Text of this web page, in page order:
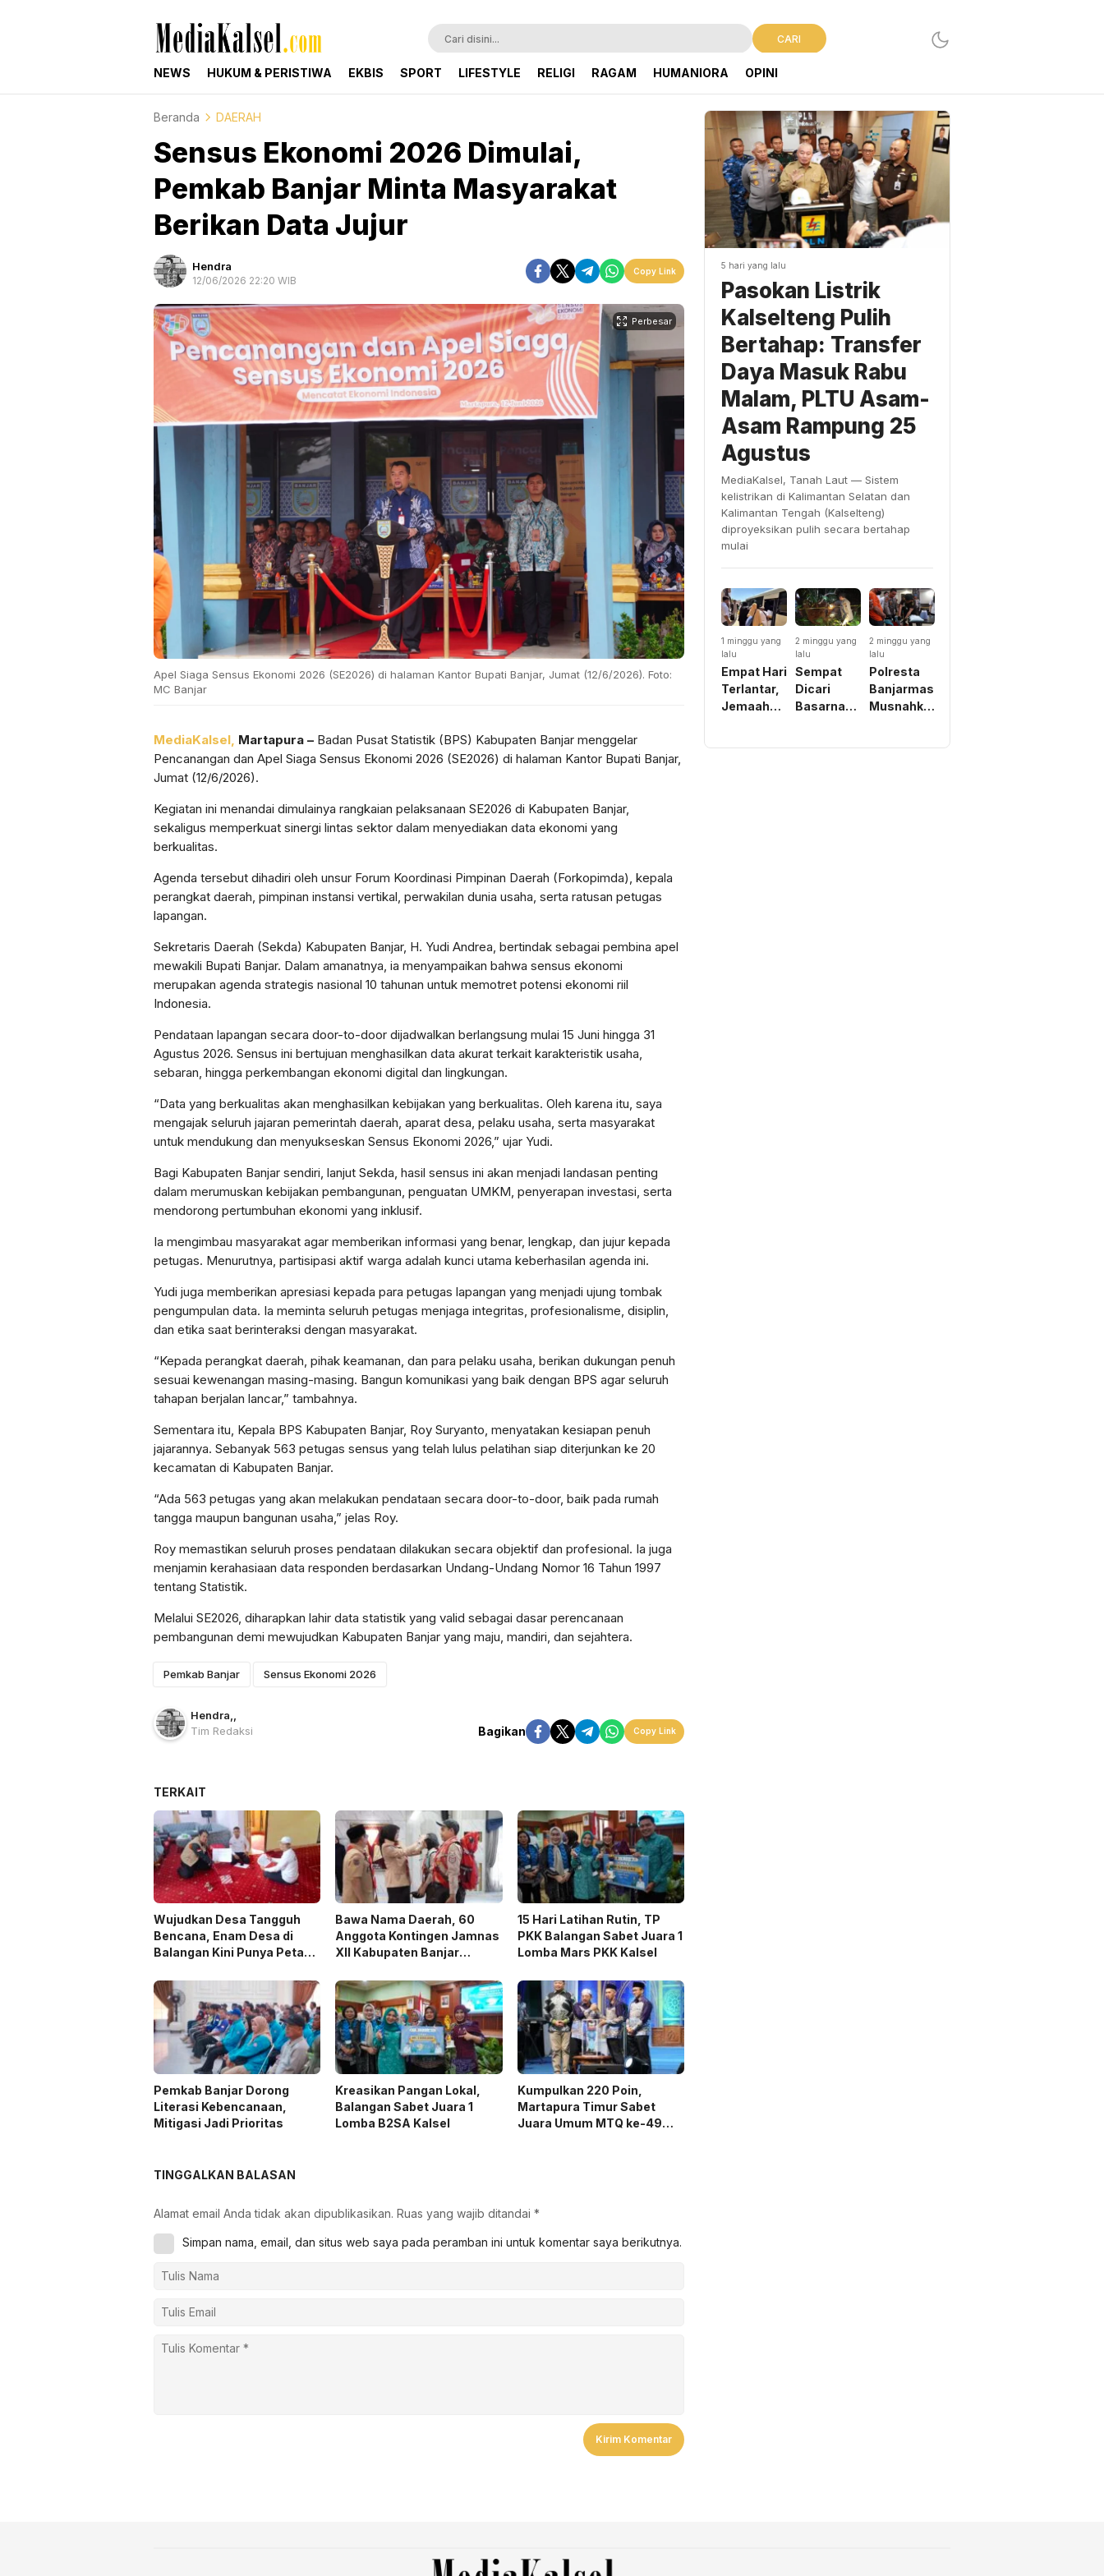
mediakalsel.com
Berita Update Banua
CARI
NEWS HUKUM & PERISTIWA EKBIS SPORT LIFESTYLE RELIGI RAGAM HUMANIORA OPINI
Beranda DAERAH
Sensus Ekonomi 2026 Dimulai,
Pemkab Banjar Minta Masyarakat
Berikan Data Jujur
Hendra
12/06/2026 22:20 WIB
Copy Link
Perbesar
Apel Siaga Sensus Ekonomi 2026 (SE2026) di halaman Kantor Bupati Banjar, Jumat (12/6/2026). Foto:
MC Banjar
MediaKalsel, Martapura – Badan Pusat Statistik (BPS) Kabupaten Banjar menggelar
Pencanangan dan Apel Siaga Sensus Ekonomi 2026 (SE2026) di halaman Kantor Bupati Banjar,
Jumat (12/6/2026).
Kegiatan ini menandai dimulainya rangkaian pelaksanaan SE2026 di Kabupaten Banjar,
sekaligus memperkuat sinergi lintas sektor dalam menyediakan data ekonomi yang
berkualitas.
Agenda tersebut dihadiri oleh unsur Forum Koordinasi Pimpinan Daerah (Forkopimda), kepala
perangkat daerah, pimpinan instansi vertikal, perwakilan dunia usaha, serta ratusan petugas
lapangan.
Sekretaris Daerah (Sekda) Kabupaten Banjar, H. Yudi Andrea, bertindak sebagai pembina apel
mewakili Bupati Banjar. Dalam amanatnya, ia menyampaikan bahwa sensus ekonomi
merupakan agenda strategis nasional 10 tahunan untuk memotret potensi ekonomi riil
Indonesia.
Pendataan lapangan secara door-to-door dijadwalkan berlangsung mulai 15 Juni hingga 31
Agustus 2026. Sensus ini bertujuan menghasilkan data akurat terkait karakteristik usaha,
sebaran, hingga perkembangan ekonomi digital dan lingkungan.
“Data yang berkualitas akan menghasilkan kebijakan yang berkualitas. Oleh karena itu, saya
mengajak seluruh jajaran pemerintah daerah, aparat desa, pelaku usaha, serta masyarakat
untuk mendukung dan menyukseskan Sensus Ekonomi 2026,” ujar Yudi.
Bagi Kabupaten Banjar sendiri, lanjut Sekda, hasil sensus ini akan menjadi landasan penting
dalam merumuskan kebijakan pembangunan, penguatan UMKM, penyerapan investasi, serta
mendorong pertumbuhan ekonomi yang inklusif.
Ia mengimbau masyarakat agar memberikan informasi yang benar, lengkap, dan jujur kepada
petugas. Menurutnya, partisipasi aktif warga adalah kunci utama keberhasilan agenda ini.
Yudi juga memberikan apresiasi kepada para petugas lapangan yang menjadi ujung tombak
pengumpulan data. Ia meminta seluruh petugas menjaga integritas, profesionalisme, disiplin,
dan etika saat berinteraksi dengan masyarakat.
“Kepada perangkat daerah, pihak keamanan, dan para pelaku usaha, berikan dukungan penuh
sesuai kewenangan masing-masing. Bangun komunikasi yang baik dengan BPS agar seluruh
tahapan berjalan lancar,” tambahnya.
Sementara itu, Kepala BPS Kabupaten Banjar, Roy Suryanto, menyatakan kesiapan penuh
jajarannya. Sebanyak 563 petugas sensus yang telah lulus pelatihan siap diterjunkan ke 20
kecamatan di Kabupaten Banjar.
“Ada 563 petugas yang akan melakukan pendataan secara door-to-door, baik pada rumah
tangga maupun bangunan usaha,” jelas Roy.
Roy memastikan seluruh proses pendataan dilakukan secara objektif dan profesional. Ia juga
menjamin kerahasiaan data responden berdasarkan Undang-Undang Nomor 16 Tahun 1997
tentang Statistik.
Melalui SE2026, diharapkan lahir data statistik yang valid sebagai dasar perencanaan
pembangunan demi mewujudkan Kabupaten Banjar yang maju, mandiri, dan sejahtera.
Pemkab Banjar Sensus Ekonomi 2026
Hendra
Tim Redaksi
Bagikan Copy Link
TERKAIT
Wujudkan Desa Tangguh
Bencana, Enam Desa di
Balangan Kini Punya Peta
Bawa Nama Daerah, 60
Anggota Kontingen Jamnas
XII Kabupaten Banjar
15 Hari Latihan Rutin, TP
PKK Balangan Sabet Juara 1
Lomba Mars PKK Kalsel
Pemkab Banjar Dorong
Literasi Kebencanaan,
Mitigasi Jadi Prioritas
Kreasikan Pangan Lokal,
Balangan Sabet Juara 1
Lomba B2SA Kalsel
Kumpulkan 220 Poin,
Martapura Timur Sabet
Juara Umum MTQ ke-49
TINGGALKAN BALASAN
Alamat email Anda tidak akan dipublikasikan. Ruas yang wajib ditandai *
Simpan nama, email, dan situs web saya pada peramban ini untuk komentar saya berikutnya.
5 hari yang lalu
Pasokan Listrik
Kalselteng Pulih
Bertahap: Transfer
Daya Masuk Rabu
Malam, PLTU Asam-
Asam Rampung 25
Agustus
MediaKalsel, Tanah Laut — Sistem
kelistrikan di Kalimantan Selatan dan
Kalimantan Tengah (Kalselteng)
diproyeksikan pulih secara bertahap
mulai
1 minggu yang
lalu
Empat Hari
Terlantar,
Jemaah
2 minggu yang
lalu
Sempat
Dicari
Basarnas
2 minggu yang
lalu
Polresta
Banjarmasin
Musnahkan